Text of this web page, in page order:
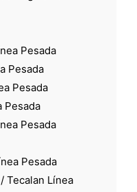
Pesada
Pesada
Pesada
Pesada
Pesada
Pesada
Tecalan Línea